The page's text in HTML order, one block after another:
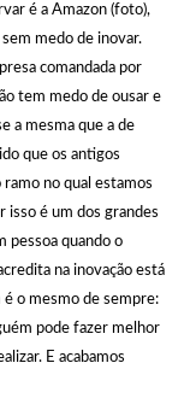
é a Amazon (foto),
medo de inovar.
comandada por
tem medo de ousar e
a mesma que a de
que os antigos
no qual estamos
isso é um dos grandes
pessoa quando o
na inovação está
é o mesmo de sempre:
pode fazer melhor
E acabamos